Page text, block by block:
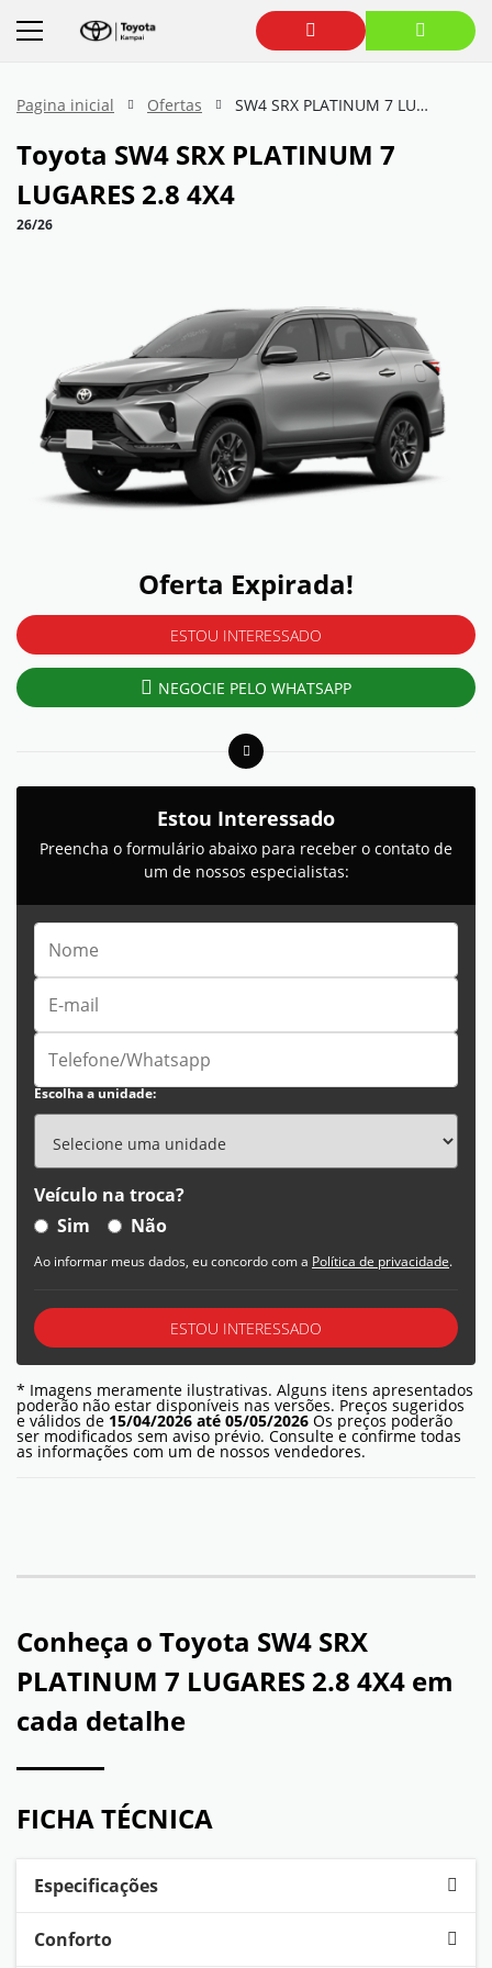
Pagina inicial Ofertas SW4 SRX PLATINUM 7 LUGARES 2.8 4X4
Toyota SW4 SRX PLATINUM 7
LUGARES 2.8 4X4
26/26
Oferta Expirada!
ESTOU INTERESSADO
NEGOCIE PELO WHATSAPP
Estou Interessado
Preencha o formulário abaixo para receber o contato de
um de nossos especialistas:
Escolha a unidade:
Veículo na troca?
Sim
Não
Ao informar meus dados, eu concordo com a Política de privacidade.
ESTOU INTERESSADO
* Imagens meramente ilustrativas. Alguns itens apresentados
poderão não estar disponíveis nas versões. Preços sugeridos
e válidos de 15/04/2026 até 05/05/2026 Os preços poderão
ser modificados sem aviso prévio. Consulte e confirme todas
as informações com um de nossos vendedores.
Conheça o Toyota SW4 SRX
PLATINUM 7 LUGARES 2.8 4X4 em
cada detalhe
FICHA TÉCNICA
Especificações
Conforto